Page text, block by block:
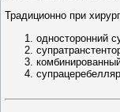
Традиционно при
односторонний